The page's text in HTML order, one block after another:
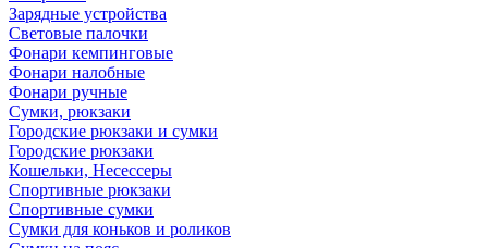
Зарядные устройства
Световые палочки
Фонари кемпинговые
Фонари налобные
Фонари ручные
Сумки, рюкзаки
Городские рюкзаки и сумки
Городские рюкзаки
Кошельки, Несессеры
Спортивные рюкзаки
Спортивные сумки
Сумки для коньков и роликов